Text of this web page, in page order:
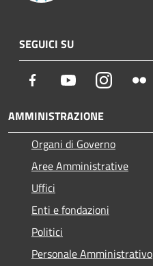
SEGUICI SU
Facebook YoutubeInstagram
AMMINISTRAZIONE
Organi di Governo
Aree Amministrative
Uffici
Enti e fondazioni
Politici
Personale Amministrativo